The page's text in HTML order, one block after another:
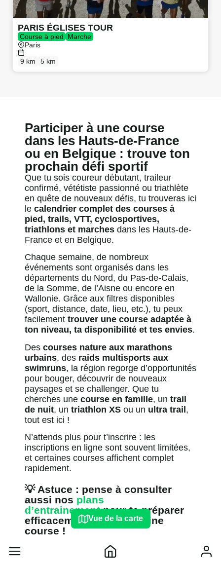
PARIS ÉGLISES TOUR
Course à pied
Marche
Paris
9 km 5 km
Participer à une course
dans les Hauts-de-France
ou en Belgique : trouve ton
prochain défi sportif
Que tu sois coureur débutant, traileur
confirmé, vététiste passionné ou triathlète
en quête de nouveaux défis, tu trouveras ici
le calendrier complet des courses à
pied, trails, VTT, cyclosportives,
triathlons et marches dans les Hauts-de-
France et en Belgique.
Chaque semaine, de nombreux
événements sont organisés dans les
départements du Nord, du Pas-de-Calais,
de la Somme, de l’Aisne ou encore en
Wallonie. Grâce aux filtres disponibles
(sport, distance, date, lieu, etc.), tu peux
facilement trouver une course adaptée à
ton niveau, ta disponibilité et tes envies.
Des courses nature aux marathons
urbains, des raids multisports aux
swimruns, la région regorge d’opportunités
pour bouger, découvrir de nouveaux
paysages et se challenger. Que tu
cherches une course en famille, un trail
de nuit, un triathlon XS ou un ultra trail,
tout est ici !
N’attends plus pour t’inscrire : les
inscriptions en ligne sont souvent limitées,
et certaines courses affichent complet
rapidement.
💡 Astuce : pense à consulter
aussi nos plans
d’entrainementpour te préparer
efficacement à ta prochaine
course !
Vue de la carte